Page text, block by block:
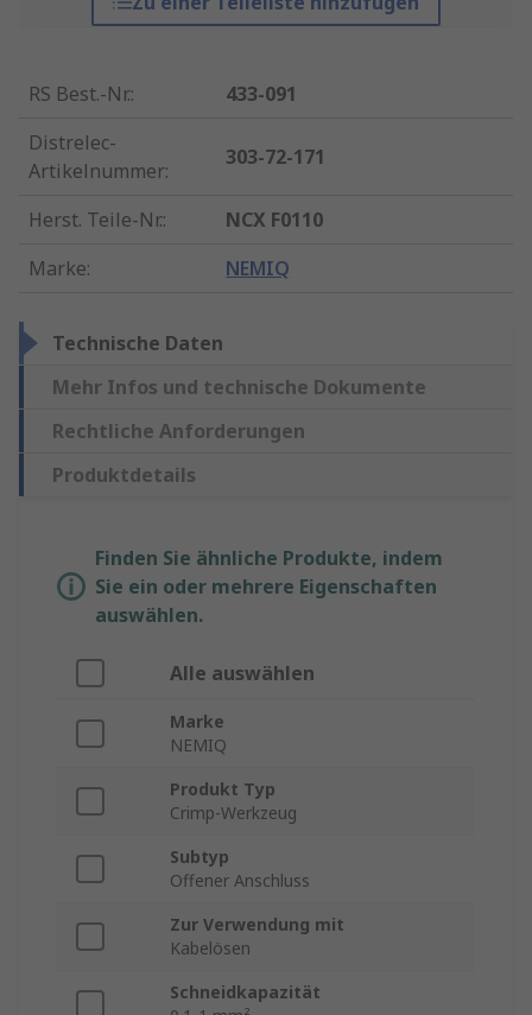
RS Best.-Nr.:
433-091
Distrelec-
Artikelnummer:
303-72-171
Herst. Teile-Nr.:
NCX F0110
Marke: NEMIQ
Technische Daten
Mehr Infos und technische Dokumente
Rechtliche Anforderungen
Produktdetails
Finden Sie ähnliche Produkte, indem
Sie ein oder mehrere Eigenschaften
auswählen.
Alle auswählen
Marke
NEMIQ
Produkt Typ
Crimp-Werkzeug
Subtyp
Offener Anschluss
Zur Verwendung mit
Kabelösen
Schneidkapazität